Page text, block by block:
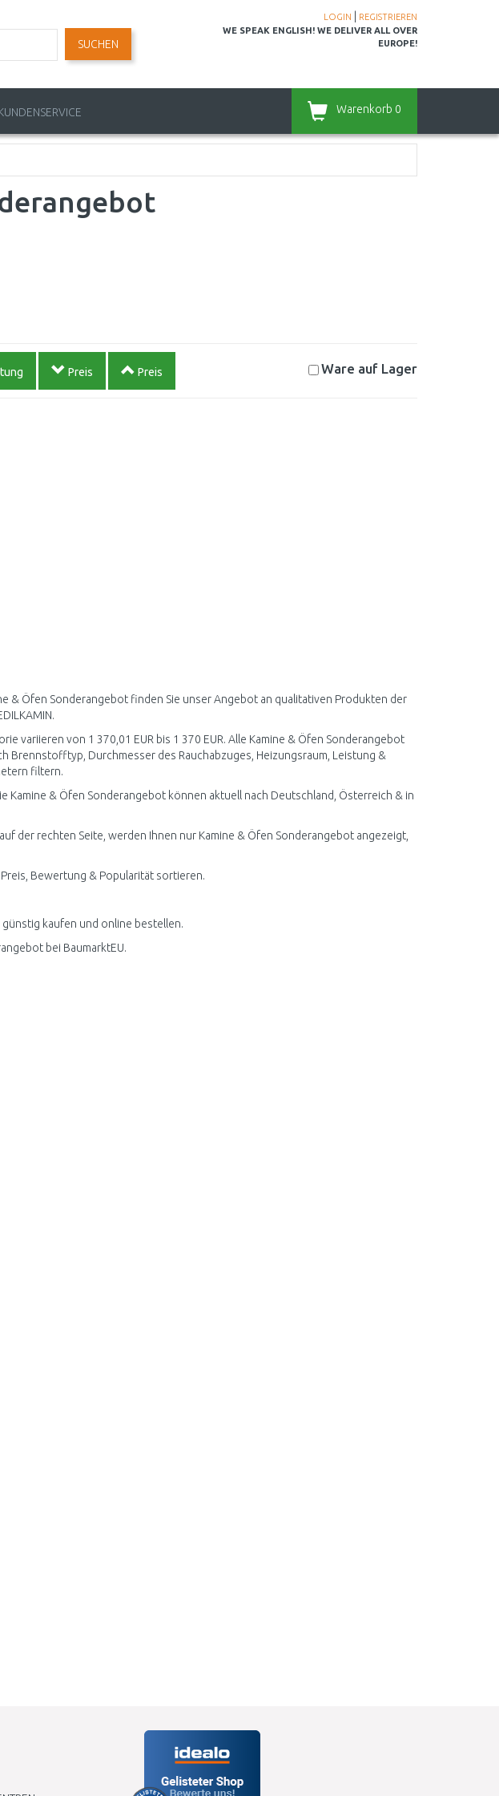
LOGIN
REGISTRIEREN
WE SPEAK ENGLISH! WE DELIVER ALL OVER
EUROPE!
SUCHEN
Warenkorb 0
Preis Preis Ware auf Lager
& Öfen Sonderangebot finden Sie unser Angebot an qualitativen Produkten der
variieren von 1 370,01 EUR bis 1 370 EUR. Alle Kamine & Öfen Sonderangebot
Brennstofftyp, Durchmesser des Rauchabzuges, Heizungsraum, Leistung &
filtern.
Kamine & Öfen Sonderangebot können aktuell nach Deutschland, Österreich & in
der rechten Seite, werden Ihnen nur Kamine & Öfen Sonderangebot angezeigt,
Bewertung & Popularität sortieren.
kaufen und online bestellen.
bei BaumarktEU.